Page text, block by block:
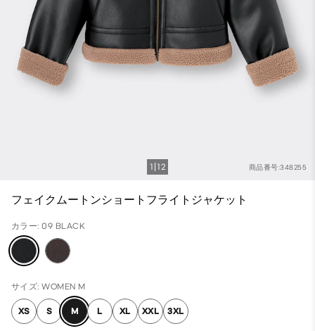
商品番号:348255
1 12
フェイクムートンショートフライトジャケット
カラー: 09 BLACK
サイズ: WOMEN M
XS S M L XL XXL 3XL